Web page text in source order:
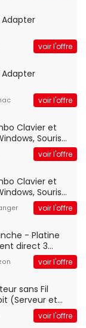
Adapter
voir l'offre
Adapter
voir l'offre
Clavier et
Souris
USB Plug
Taille voir l'offre
Clavier et
Souris
USB Plug
Taille voir l'offre
- Platine
direct 3
min) avec
USBvoir l'offre
sans Fil
(Serveur et
Mode Point
Parental,
voir l'offre